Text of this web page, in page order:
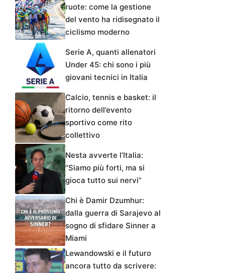
ruote: come la gestione
del vento ha ridisegnato il
ciclismo moderno
Serie A, quanti allenatori
Under 45: chi sono i più
giovani tecnici in Italia
Calcio, tennis e basket: il
ritorno dell’evento
sportivo come rito
collettivo
Nesta avverte l’Italia:
“Siamo più forti, ma si
gioca tutto sui nervi”
Chi è Damir Dzumhur:
dalla guerra di Sarajevo al
sogno di sfidare Sinner a
Miami
Lewandowski e il futuro
ancora tutto da scrivere: